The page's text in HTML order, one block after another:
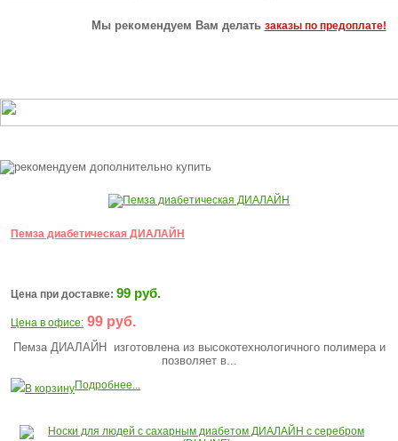
Мы рекомендуем Вам делать заказы по предоплате!
Пемза диабетическая ДИАЛАЙН
Цена при доставке: 99 руб.
Цена в офисе: 99 руб.
Пемза ДИАЛАЙН изготовлена из высокотехнологичного полимера и
позволяет в...
В корзинуПодробнее...